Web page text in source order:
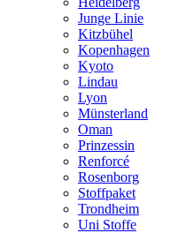
Junge Linie
Kitzbühel
Kopenhagen
Kyoto
Lindau
Lyon
Münsterland
Oman
Prinzessin
Renforcé
Rosenborg
Stoffpaket
Trondheim
Uni Stoffe